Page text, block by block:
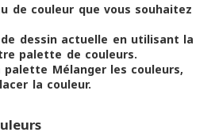
de couleur que vous souhaitez
dessin actuelle en utilisant la
palette de couleurs.
palette Mélanger les couleurs,
la couleur.